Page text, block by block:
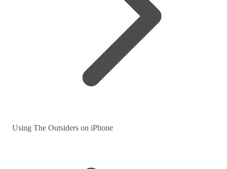
Using The Outsiders on iPhone